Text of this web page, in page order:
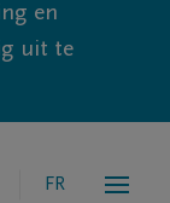
en
uit te
FR